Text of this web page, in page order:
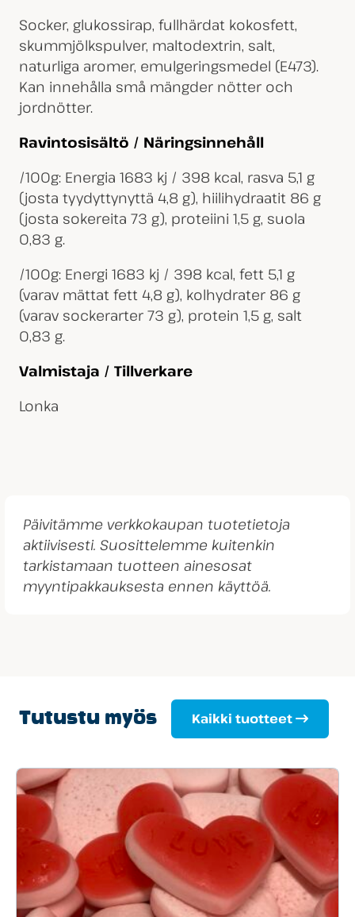
Socker, glukossirap, fullhärdat kokosfett,
skummjölkspulver, maltodextrin, salt,
naturliga aromer, emulgeringsmedel (E473).
Kan innehålla små mängder nötter och
jordnötter.
Ravintosisältö / Näringsinnehåll
/100g: Energia 1683 kj / 398 kcal, rasva 5,1 g
(josta tyydyttynyttä 4,8 g), hiilihydraatit 86 g
(josta sokereita 73 g), proteiini 1,5 g, suola
0,83 g.
/100g: Energi 1683 kj / 398 kcal, fett 5,1 g
(varav mättat fett 4,8 g), kolhydrater 86 g
(varav sockerarter 73 g), protein 1,5 g, salt
0,83 g.
Valmistaja / Tillverkare
Lonka
Päivitämme verkkokaupan tuotetietoja
aktiivisesti. Suosittelemme kuitenkin
tarkistamaan tuotteen ainesosat
myyntipakkauksesta ennen käyttöä.
Tutustu myös Kaikki tuotteet